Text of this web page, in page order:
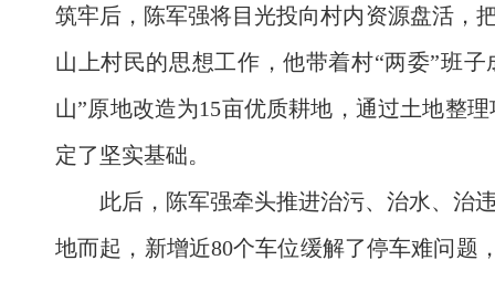
筑牢后，陈军强将目光投向村内资源盘活，
山上村民的思想工作，他带着村“两委”班
山”原地改造为15亩优质耕地，通过土地整
定了坚实基础。
此后，陈军强牵头推进治污、治水、治
地而起，新增近80个车位缓解了停车难问题